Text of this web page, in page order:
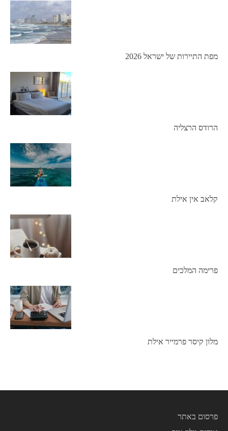
מפת התיירות של ישראל 2026
הרודס הרצליה
קלאב אין אילת
פרימה המלכים
מלון קיסר פרמייר אילת
פרסום באתר